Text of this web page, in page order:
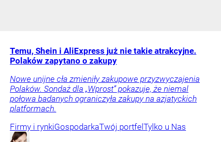
Temu, Shein i AliExpress już nie takie atrakcyjne.
Polaków zapytano o zakupy
Nowe unijne cła zmieniły zakupowe przyzwyczajenia
Polaków. Sondaż dla „Wprost” pokazuje, że niemal
połowa badanych ograniczyła zakupy na azjatyckich
platformach.
Firmy i rynkiGospodarkaTwój portfelTylko u Nas